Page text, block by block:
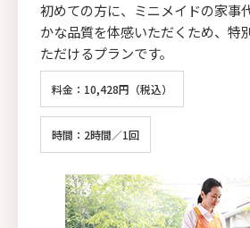
初めての方に、ミニメイドの家事
かな品質を体感いただくため、特
ただけるプランです。
料金：10,428円（税込）
時間：2時間／1回